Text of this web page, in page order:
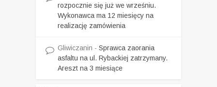
rozpocznie się już we wrześniu.
Wykonawca ma 12 miesięcy na
realizację zamówienia
Gliwiczanin - Sprawca zaorania
asfaltu na ul. Rybackiej zatrzymany.
Areszt na 3 miesiące